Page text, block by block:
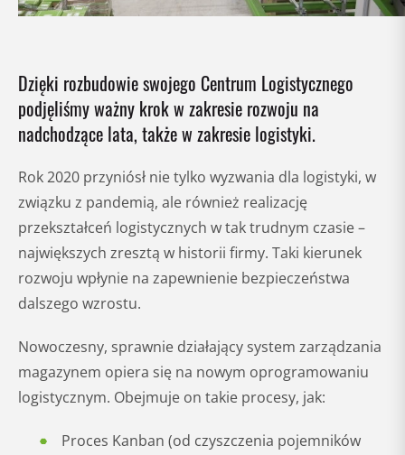
Dzięki rozbudowie swojego Centrum Logistycznego
podjęliśmy ważny krok w zakresie rozwoju na
nadchodzące lata, także w zakresie logistyki.
Rok 2020 przyniósł nie tylko wyzwania dla logistyki, w
związku z pandemią, ale również realizację
przekształceń logistycznych w tak trudnym czasie –
największych zresztą w historii firmy. Taki kierunek
rozwoju wpłynie na zapewnienie bezpieczeństwa
dalszego wzrostu.
Nowoczesny, sprawnie działający system zarządzania
magazynem opiera się na nowym oprogramowaniu
logistycznym. Obejmuje on takie procesy, jak:
Proces Kanban (od czyszczenia pojemników